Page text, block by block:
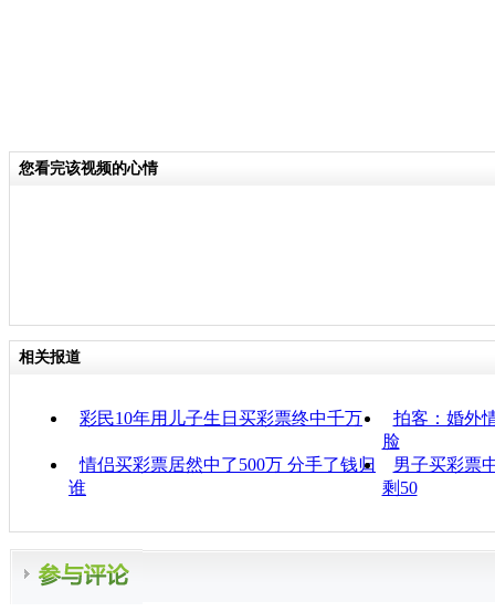
您看完该视频的心情
相关报道
彩民10年用儿子生日买彩票终中千万
拍客：婚外
脸
情侣买彩票居然中了500万 分手了钱归
谁
男子买彩票
剩50